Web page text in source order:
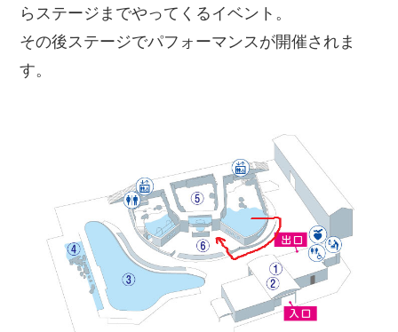
らステージまでやってくるイベント。
その後ステージでパフォーマンスが開催されま
す。